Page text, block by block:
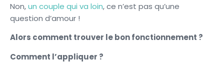
Non,un couple qui va loin, ce n’est pas qu’une
question d’amour !
Alors comment trouver le bon fonctionnement ?
Comment l’appliquer ?